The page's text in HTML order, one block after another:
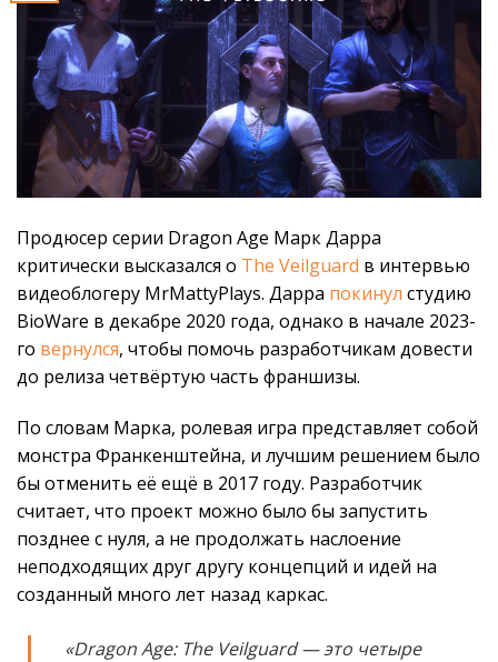
Продюсер серии Dragon Age Марк Дарра
критически высказался о The Veilguard в интервью
видеоблогеру MrMattyPlays. Дарра покинул студию
BioWare в декабре 2020 года, однако в начале 2023-
го вернулся, чтобы помочь разработчикам довести
до релиза четвёртую часть франшизы.
По словам Марка, ролевая игра представляет собой
монстра Франкенштейна, и лучшим решением было
бы отменить её ещё в 2017 году. Разработчик
считает, что проект можно было бы запустить
позднее с нуля, а не продолжать наслоение
неподходящих друг другу концепций и идей на
созданный много лет назад каркас.
«Dragon Age: The Veilguard — это четыре